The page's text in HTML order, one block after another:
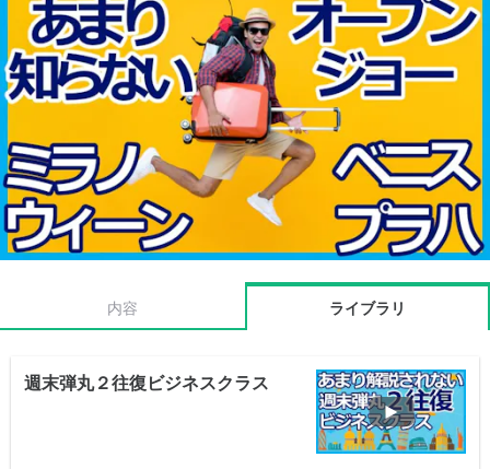
内容 ライブラリ
週末弾丸２往復ビジネスクラス